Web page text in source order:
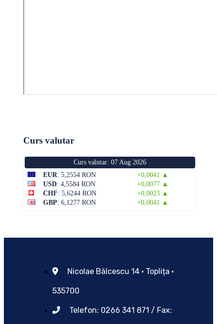
Curs valutar
Curs valutar: 07 Aug 2026
EUR: 5,2554 RON
+0,0041 ▲
USD: 4,5584 RON
+0,0077 ▲
CHF: 5,6244 RON
+0,0023 ▲
GBP: 6,1277 RON +0,0041 ▲
Nicolae Bălcescu 14 • Toplița •
535700
Telefon: 0266 341 871 / Fax: